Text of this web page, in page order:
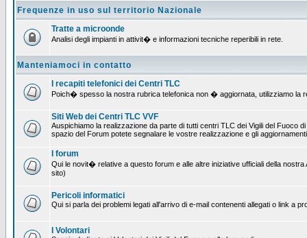
Frequenze in uso sul territorio Nazionale
Tratte a microonde
Analisi degli impianti in attivit� e informazioni tecniche reperibili in rete.
Manteniamoci in contatto
I recapiti telefonici dei Centri TLC
Poich� spesso la nostra rubrica telefonica non � aggiornata, utilizziamo la
Siti Web dei Centri TLC VVF
Auspichiamo la realizzazione da parte di tutti centri TLC dei Vigili del Fuoco
spazio del Forum potete segnalare le vostre realizzazione e gli
I forum
Qui le novit� relative a questo forum e alle altre iniziative ufficiali della
sito)
Pericoli informatici
Qui si parla dei problemi legati all'arrivo di e-mail contenenti allegati o link a
I Volontari